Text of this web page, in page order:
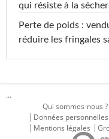
qui résiste à la
Perte de poids :
réduire les fringales
...
Qui sommes-nous ?
Données personnelles
Mentions légales